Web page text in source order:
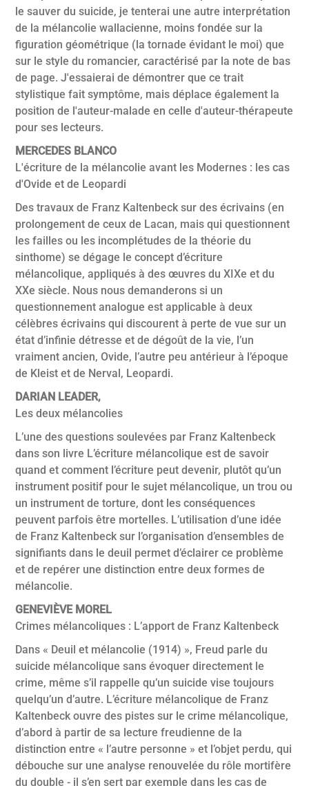
le sauver du suicide, je tenterai une autre interprétation
de la mélancolie wallacienne, moins fondée sur la
figuration géométrique (la tornade évidant le moi) que
sur le style du romancier, caractérisé par la note de bas
de page. J'essaierai de démontrer que ce trait
stylistique fait symptôme, mais déplace également la
position de l'auteur-malade en celle d'auteur-thérapeute
pour ses lecteurs.
MERCEDES BLANCO
L'écriture de la mélancolie avant les Modernes : les cas
d'Ovide et de Leopardi
Des travaux de Franz Kaltenbeck sur des écrivains (en
prolongement de ceux de Lacan, mais qui questionnent
les failles ou les incomplétudes de la théorie du
sinthome) se dégage le concept d’écriture
mélancolique, appliqués à des œuvres du XIXe et du
XXe siècle. Nous nous demanderons si un
questionnement analogue est applicable à deux
célèbres écrivains qui discourent à perte de vue sur un
état d’infinie détresse et de dégoût de la vie, l’un
vraiment ancien, Ovide, l’autre peu antérieur à l’époque
de Kleist et de Nerval, Leopardi.
DARIAN LEADER,
Les deux mélancolies
L’une des questions soulevées par Franz Kaltenbeck
dans son livre L’écriture mélancolique est de savoir
quand et comment l’écriture peut devenir, plutôt qu’un
instrument positif pour le sujet mélancolique, un trou ou
un instrument de torture, dont les conséquences
peuvent parfois être mortelles. L’utilisation d’une idée
de Franz Kaltenbeck sur l’organisation d’ensembles de
signifiants dans le deuil permet d’éclairer ce problème
et de repérer une distinction entre deux formes de
mélancolie.
GENEVIÈVE MOREL
Crimes mélancoliques : L’apport de Franz Kaltenbeck
Dans « Deuil et mélancolie (1914) », Freud parle du
suicide mélancolique sans évoquer directement le
crime, même s’il rappelle qu’un suicide vise toujours
quelqu’un d’autre. L’écriture mélancolique de Franz
Kaltenbeck ouvre des pistes sur le crime mélancolique,
d’abord à partir de sa lecture freudienne de la
distinction entre « l’autre personne » et l’objet perdu, qui
débouche sur une analyse renouvelée du rôle mortifère
du double - il s’en sert par exemple dans les cas de